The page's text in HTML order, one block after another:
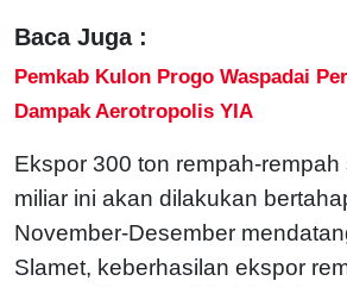
Baca Juga :
Pemkab Kulon Progo Waspadai
Dampak Aerotropolis YIA
Ekspor 300 ton rempah-rempah
miliar ini akan dilakukan
November-Desember
Slamet, keberhasilan ekspor